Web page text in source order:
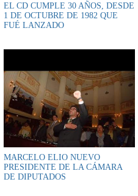
EL CD CUMPLE 30 AÑOS, DESDE
1 DE OCTUBRE DE 1982 QUE
FUÉ LANZADO
MARCELO ELIO NUEVO
PRESIDENTE DE LA CÁMARA
DE DIPUTADOS